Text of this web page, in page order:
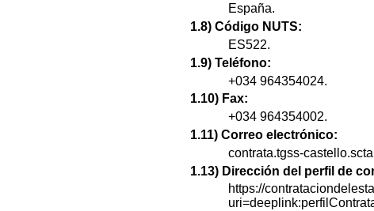
España.
1.8) Código NUTS:
ES522.
1.9) Teléfono:
+034 964354024.
1.10) Fax:
+034 964354002.
1.11) Correo electrónico:
contrata.tgss-
1.13) Dirección del perfil de
https://